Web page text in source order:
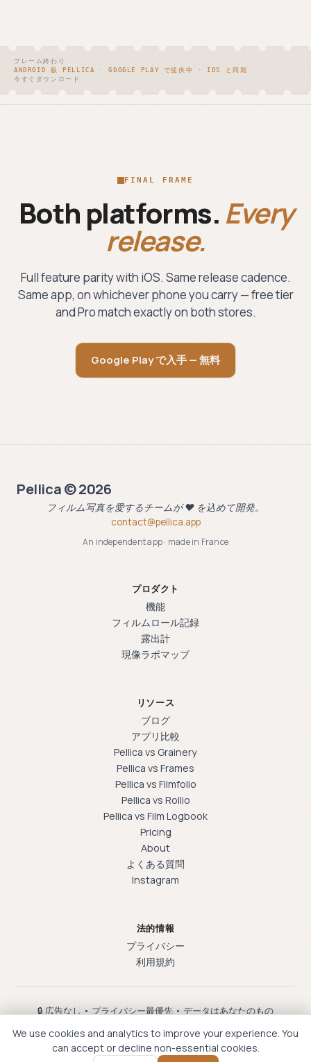
● GOOGLE PLAY で提供中
フレーム終わり
ANDROID 版 PELLICA · GOOGLE PLAY で提供中 · IOS と同期
今すぐダウンロード
FINAL FRAME
Both platforms. Every
release.
Full feature parity with iOS. Same release cadence.
Same app, on whichever phone you carry — free tier
and Pro match exactly on both stores.
Google Play で入手 — 無料
Pellica © 2026
フィルム写真を愛するチームが ❤️ を込めて開発。
contact@pellica.app
An independent app · made in France
プロダクト
機能
フィルムロール記録
露出計
現像ラボマップ
リソース
ブログ
アプリ比較
Pellica vs Grainery
Pellica vs Frames
Pellica vs Filmfolio
Pellica vs Rollio
Pellica vs Film Logbook
Pricing
About
よくある質問
Instagram
法的情報
プライバシー
利用規約
🔒 広告なし • プライバシー最優先 • データはあなたのもの
English·Français·Español·日本語·한국어 ·Deutsch
We use cookies and analytics to improve your experience. You
can accept or decline non-essential cookies.